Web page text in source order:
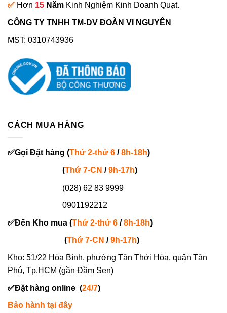
✅ Hơn 15 Năm Kinh Nghiệm Kinh Doanh Quạt.
CÔNG TY TNHH TM-DV ĐOÀN VI NGUYÊN
MST: 0310743936
CÁCH MUA HÀNG
✅Gọi Đặt hàng (Thứ 2-thứ 6 /8h-18h)
(Thứ 7-CN /9h-17h)
(028) 62 83 9999
0901192212
✅Đến Kho mua (Thứ 2-thứ 6 /8h-18h)
(Thứ 7-CN /9h-17h)
Kho: 51/22 Hòa Bình, phường Tân Thới Hòa, quận Tân
Phú, Tp.HCM (gần Đầm Sen)
✅Đặt hàng online (24/7)
Bảo hành tại đây